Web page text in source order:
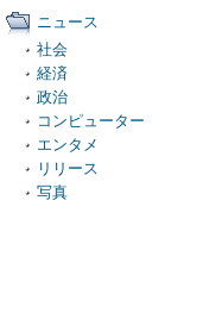
ニュース
社会
経済
政治
コンピューター
エンタメ
リリース
写真